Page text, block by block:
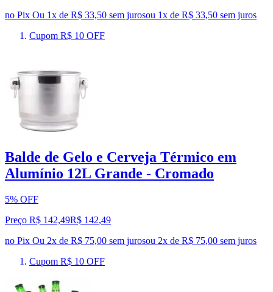
no Pix Ou 1x de R$ 33,50 sem jurosou 1x de R$ 33,50 sem juros
Cupom R$ 10 OFF
Balde de Gelo e Cerveja Térmico em
Alumínio 12L Grande - Cromado
5% OFF
Preço R$ 142,49R$ 142,49
no Pix Ou 2x de R$ 75,00 sem jurosou 2x de R$ 75,00 sem juros
Cupom R$ 10 OFF